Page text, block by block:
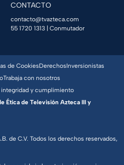
CONTACTO
contacto@tvazteca.com
55 1720 1313 | Conmutador
de C.V. Todos los derechos reservados,
de CookiesDerechosInversionistas
Trabaja con nosotros
integridad y cumplimiento
Ética de Televisión Azteca III y